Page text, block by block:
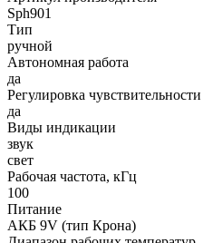
Sph901
Тип
ручной
Автономная работа
да
Регулировка чувствительности
да
Виды индикации
звук
свет
Рабочая частота, кГц
100
Питание
АКБ 9V (тип Крона)